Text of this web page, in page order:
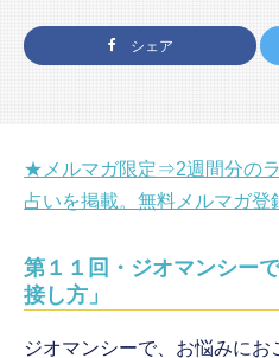
シェア
★メルマガ限定⇒2週間分の
占いを掲載。無料メルマガ登
第１１回・ジオマンシー
接し方」
ジオマンシーで、お悩みにお